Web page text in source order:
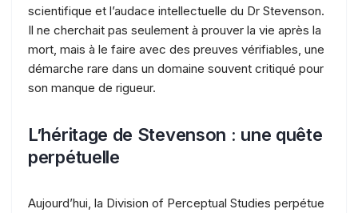
scientifique et l’audace intellectuelle du Dr Stevenson.
Il ne cherchait pas seulement à prouver la vie après la
mort, mais à le faire avec des preuves vérifiables, une
démarche rare dans un domaine souvent critiqué pour
son manque de rigueur.
L’héritage de Stevenson : une quête
perpétuelle
Aujourd’hui, la Division of Perceptual Studies perpétue